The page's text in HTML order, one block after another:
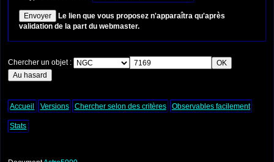
Le lien que vous proposez n'apparaîtra qu'après
validation de la part du webmaster.
Chercher un objet :
Accueil Versions Chercher selon des critères Observables facilement
Stats